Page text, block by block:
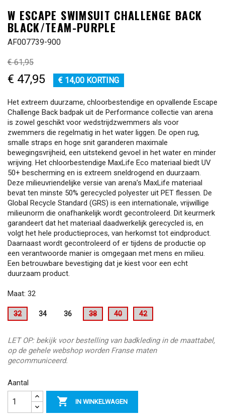
W ESCAPE SWIMSUIT CHALLENGE BACK
BLACK/TEAM-PURPLE
AF007739-900
€ 61,95
€ 47,95 € 14,00 KORTING
Het extreem duurzame, chloorbestendige en opvallende Escape
Challenge Back badpak uit de Performance collectie van arena
is zowel geschikt voor wedstrijdzwemmers als voor
zwemmers die regelmatig in het water liggen. De open rug,
smalle straps en hoge snit garanderen maximale
bewegingsvrijheid, een uitstekend gevoel in het water en minder
wrijving. Het chloorbestendige MaxLife Eco materiaal biedt UV
50+ bescherming en is extreem sneldrogend en duurzaam.
Deze milieuvriendelijke versie van arena’s MaxLife materiaal
bevat ten minste 50% gerecycled polyester uit PET flessen. De
Global Recycle Standard (GRS) is een internationale, vrijwillige
milieunorm die onafhankelijk wordt gecontroleerd. Dit keurmerk
garandeert dat het materiaal daadwerkelijk gerecycled is, en
volgt het hele productieproces, van herkomst tot eindproduct.
Daarnaast wordt gecontroleerd of er tijdens de productie op
een verantwoorde manier is omgegaan met mens en milieu.
Een betrouwbare bevestiging dat je kiest voor een echt
duurzaam product.
Maat: 32
32 34 36 38 40 42
LET OP: bekijk voor bestelling van badkleding in de maattabel,
op de gehele webshop worden Franse maten
gecommuniceerd.
Aantal
 IN WINKELWAGEN